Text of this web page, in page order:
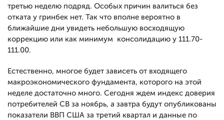
третью неделю подряд. Особых причин валиться без
отката у гринбек нет. Так что вполне вероятно в
ближайшие дни увидеть небольшую восходящую
коррекцию или как минимум консолидацию у 111.70-
111.00.
Естественно, многое будет зависеть от входящего
макроэкономического фундамента, которого на этой
неделе достаточно много. Сегодня ждем индекс доверия
потребителей СВ за ноябрь, а завтра будут опубликованы
показатели ВВП США за третий квартал и данные по